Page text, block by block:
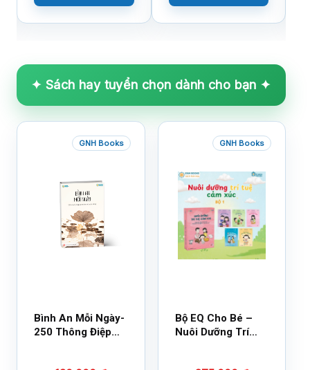
✦ Sách hay tuyển chọn dành cho bạn ✦
GNH Books
Bình An Mỗi Ngày-
250 Thông Điệp
GNH Books
Bộ EQ Cho Bé –
Nuôi Dưỡng Trí